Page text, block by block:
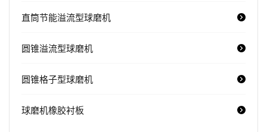
直筒节能溢流型球磨机
圆锥溢流型球磨机
圆锥格子型球磨机
球磨机橡胶衬板